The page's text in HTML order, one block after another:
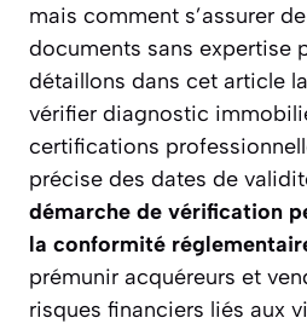
mais comment s’assurer
documents sans expertise
détaillons dans cet article
vérifier diagnostic
certifications
précise des dates de
démarche de vérification
la conformité
prémunir acquéreurs et
risques financiers liés aux